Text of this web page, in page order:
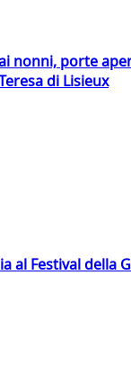
nonni, porte
di Lisieux
al Festival della